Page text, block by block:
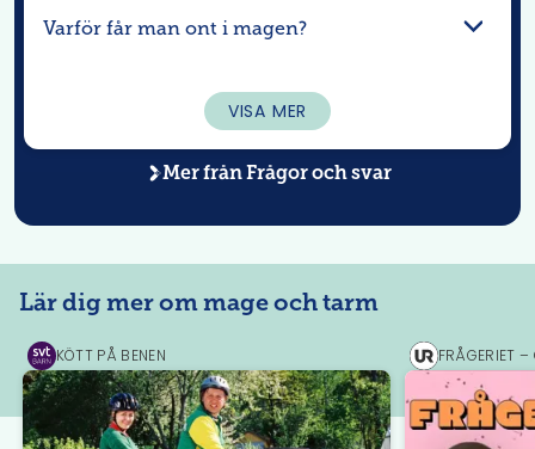
Varför får man ont i magen?
VISA MER
Mer frånFrågor och svar
Lär dig mer om mage och tarm
SVT
Play
KÖTT PÅ BENEN
UR FRÅGERIET –